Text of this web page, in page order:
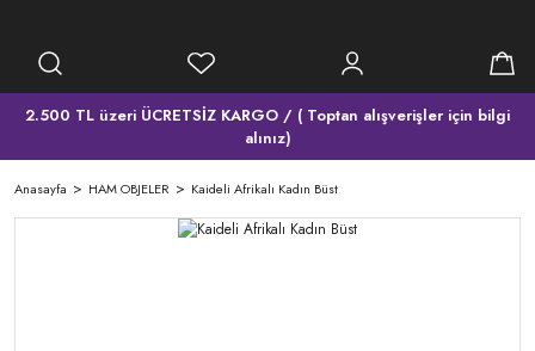
2.500 TL üzeri ÜCRETSİZ KARGO / ( Toptan alışverişler için bilgi
alınız)
Anasayfa HAM OBJELER Kaideli Afrikalı Kadın Büst